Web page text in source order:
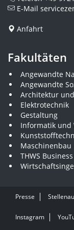
E-Mail
Anfahrt
Fakultäten
Angewandte
Angewandte
Architektur
Elektrotechnik
Gestaltung
Informatik
Maschinenbau
THWS
Presse
Instagram